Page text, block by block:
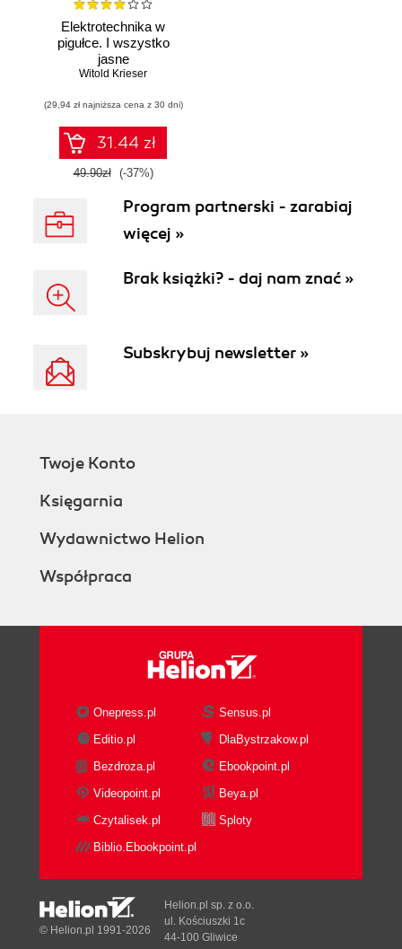
Elektrotechnika w
pigułce. I wszystko
jasne
Witold Krieser
(29,94 zł najniższa cena z 30 dni)
31.44 zł
49.90zł (-37%)
Program partnerski - zarabiaj
więcej »
Brak książki? - daj nam znać »
Subskrybuj newsletter »
Twoje Konto
Księgarnia
Wydawnictwo Helion
Współpraca
Onepress.pl
Sensus.pl
Editio.pl
DlaBystrzakow.pl
Bezdroza.pl
Ebookpoint.pl
Videopoint.pl
Beya.pl
Czytalisek.pl
Sploty
Biblio.Ebookpoint.pl
© Helion.pl 1991-2026
Helion.pl sp. z o.o.
ul. Kościuszki 1c
44-100 Gliwice